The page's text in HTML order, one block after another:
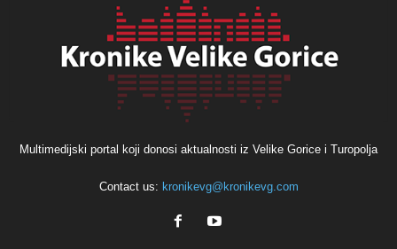
Multimedijski portal koji donosi aktualnosti iz Velike Gorice i Turopolja
Contact us: kronikevg@kronikevg.com